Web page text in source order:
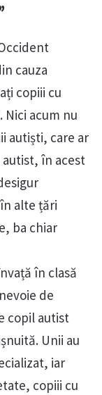
cauza
copiii cu
acum nu
autiști, care ar
în acest
alte țări
ba chiar
în clasă
de
copil autist
Unii au
iar
copiii cu